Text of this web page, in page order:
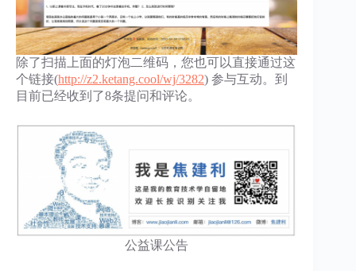
除了扫描上面的灯泡二维码，您也可以直接通过这
个链接(http://z2.ketang.cool/wj/3282) 参与互动。到
目前已经收到了8条提问和评论。
公益课公告